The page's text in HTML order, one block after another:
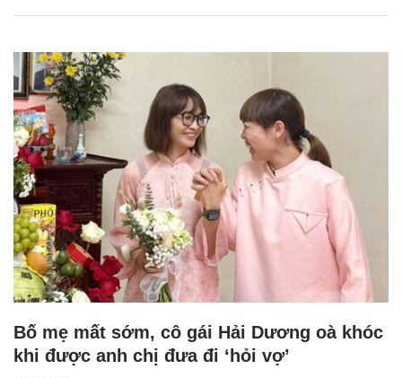
Bố mẹ mất sớm, cô gái Hải Dương oà khóc
khi được anh chị đưa đi ‘hỏi vợ’